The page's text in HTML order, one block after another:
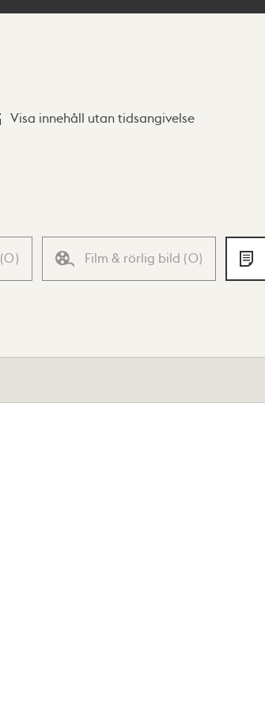
Visa innehåll utan tidsangivelse
(0) Film & rörlig bild (0)